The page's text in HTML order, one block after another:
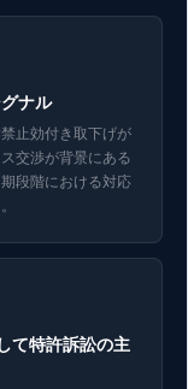
ナル
止効付き取下げが
交渉が背景にある
段階における対応
て特許訴訟の主